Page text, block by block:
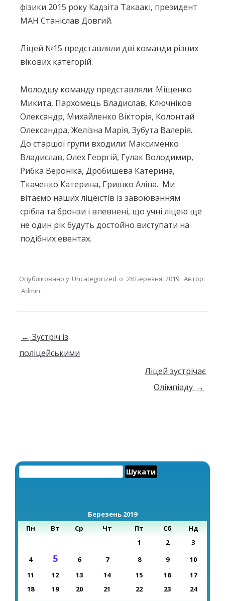
фізики 2015 року Кадзіта Такаакі, президент
МАН Станіслав Довгий.
Ліцей №15 представляли дві команди різних
вікових категорій.
Молодшу команду представляли: Міщенко
Микита, Пархомець Владислав, Ключніков
Олександр, Михайленко Вікторія, Колонтай
Олександра, Желізна Марія, Зубута Валерія.
До старшої групи входили: Максименко
Владислав, Олех Георгій, Гулак Володимир,
Рибка Вероніка, Дробишева Катерина,
Ткаченко Катерина, Гришко Аліна. Ми
вітаємо наших ліцеїстів із завоюванням
срібла та бронзи і впевнені, що учні ліцею ще
не один рік будуть достойно виступати на
подібних евентах.
Опубліковано у Uncategorized о 28 Березня, 2019 Автор:
Admin .
Навігація по запису
← Зустріч із
поліцейськими
Ліцей зустрічає
Олімпіаду →
Березень 2019
Пн
Вт Ср Чт Пт Сб
Нд
1
2
3
4
5 6 7 8 9
10
11
12 13 14 15 16
17
18
19 20 21 22 23 24